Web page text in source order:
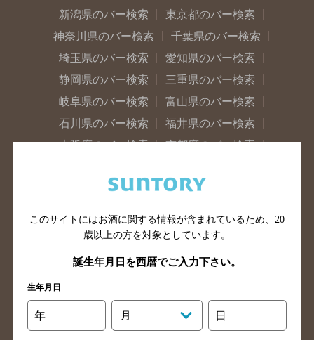
新潟県のバー検索
東京都のバー検索
神奈川県のバー検索
千葉県のバー検索
埼玉県のバー検索
愛知県のバー検索
静岡県のバー検索
三重県のバー検索
岐阜県のバー検索
富山県のバー検索
石川県のバー検索
福井県のバー検索
大阪府のバー検索
京都府のバー検索
滋賀県のバー検索
和歌山県のバー検索
山口県のバー検索
鳥取県のバー検索
島根県のバー検索
徳島県のバー検索
高知県のバー検索
福岡県のバー検索
長崎県のバー検索
佐賀県のバー検索
このサイトにはお酒に関する情報が含まれているため、 20
歳以上の方を対象としています。
誕生年月日を西暦でご入力下さい。
生年月日
年 月 日